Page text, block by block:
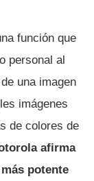
función que
personal al
una imagen
imágenes
de colores de
afirma
potente